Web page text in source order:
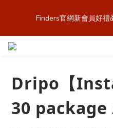
商城，購
Finders官網新會員好
歡迎來到 Finders🎉【Blender
Dripo【
30 package